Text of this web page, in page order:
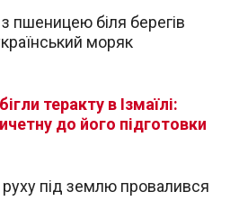
пшеницею біля берегів
моряк
теракту в Ізмаїлі:
до його підготовки